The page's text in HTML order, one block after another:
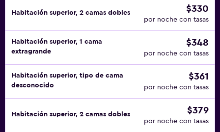
Habitación superior, 2 camas dobles $330
por noche con tasas
Habitación superior, 1 cama
extragrande
$348
por noche con tasas
Habitación superior, tipo de cama
desconocido
$361
por noche con tasas
Habitación superior, 2 camas dobles $379
por noche con tasas